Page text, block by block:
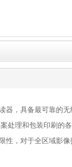
器，具备最可靠的
处理和包装印刷的
性，对于全区域影